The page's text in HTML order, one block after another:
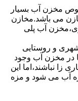
مخزن آب بسیار
می باشد.مخازن
آب پلی
و روستایی
در مخزن آب وجود
زا نباشند،اما این
آب می شود و مزه